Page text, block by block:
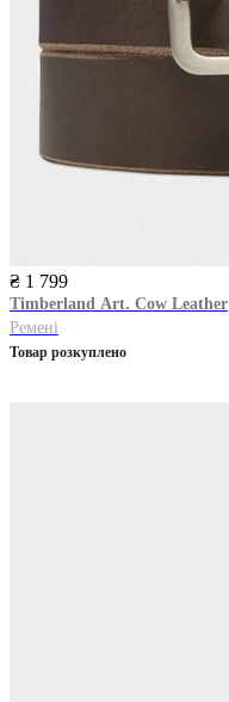
₴ 1 799
Timberland Art. Cow Leather
Ремені
Товар розкуплено